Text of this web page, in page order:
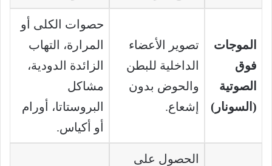
الموجات
فوق
الصوتية
(السونار)
تصوير الأعضاء
الداخلية للبطن
والحوض بدون
إشعاع.
حصوات الكلى أو
المرارة، التهاب
الزائدة الدودية،
مشاكل
البروستاتا، أورام
أو أكياس.
الحصول على